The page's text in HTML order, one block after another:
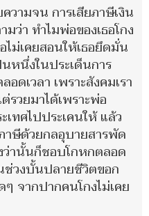
วามจน การเสียภาษีเงิน
ว่า ทำไมพ่อของเธอโกง
ไม่เคยสอนให้เธอยึดมั่น
หนึ่งในประเด็นการ
ดเวลา เพราะสังคมเรา
รวยมาได้เพราะพ่อ
ทศไปประเคนให้ แล้ว
าษีด้วยกลอุบายสารพัด
านั้นก็ชอบโกหกตลอด
นช่วงบั้นปลายชีวิตขอก
จากปากคนโกงไม่เคย